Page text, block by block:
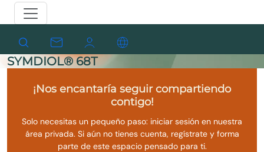
SYMDIOL® 68T
¡Nos encantaría seguir compartiendo
contigo!
Solo necesitas un pequeño paso: iniciar sesión en nuestra
área privada. Si aún no tienes cuenta, regístrate y forma
parte de este espacio pensado para ti.